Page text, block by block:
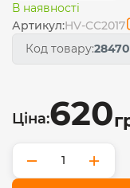
В наявності
Артикул:HV-CC2017
Код товару:28470
Ціна:620
− +